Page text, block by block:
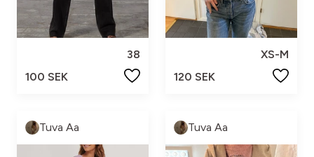
38
100 SEK
XS-M
120 SEK
Tuva Aa Tuva Aa